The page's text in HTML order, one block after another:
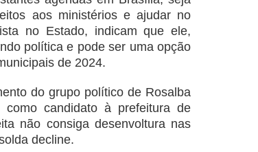
aos ministérios e ajudar no
no Estado, indicam que ele,
política e pode ser uma opção
de 2024.
do grupo político de Rosalba
candidato à prefeitura de
não consiga desenvoltura nas
decline.